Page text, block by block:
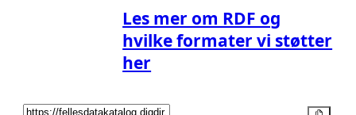
Les mer om RDF og
hvilke formater vi støtter
her